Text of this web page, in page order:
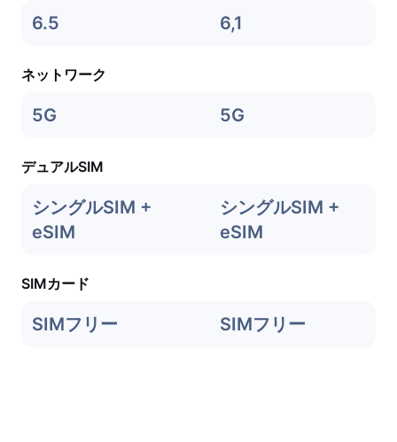
6.5 6,1
ネットワーク
5G 5G
デュアルSIM
シングルSIM +
eSIM
シングルSIM +
eSIM
SIMカード
SIMフリー SIMフリー